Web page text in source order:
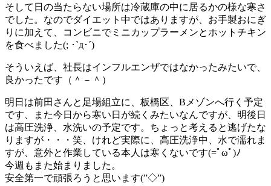
そして日の当たらない場所は冷蔵庫の中に居るかの様な寒さ
でした。なのでダイエット中ではありますが、お手製おにぎ
りに加えて、コンビニでミニカップラーメンとホットチキン
を食べました(; ･`д･´)
そういえば、社長はインフルエンザではなかったみたいで、
良かったです（＾－＾）
明日は前田さんと足場組立に、板橋区、Bメゾンへ行く予定
です、また今日から寒い日が続くみたいなんですが、明後日
は高圧洗浄、水洗いの予定です。ちょっと考えると逃げたな
りますが・・・笑、けれど実際に、高圧洗浄中、水で濡れま
すが、意外と作業している本人は寒くないです(=ﾟωﾟ)ﾉ
今週もまた始まりました。
安全第一で頑張ろうと思います(”◇”)ゞ